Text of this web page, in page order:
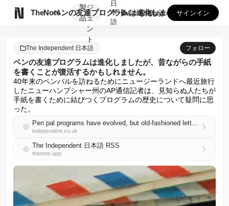
TheNote
製
品
ジ
ェ
ン
ト
ペンの友達プログラムは進化しましたが、昔ながらの手紙を書くこ...
日
本
語
GooglePlay
AppStore サインイン
The Independent 日本語 フォロー
ペンの友達プログラムは進化しましたが、昔ながらの手紙
を書くことが復活するかもしれません。
40年来のペンパルを訪ねるためにニュージーランドへ最近旅行
したニューハンプシャー州のAP通信記者は、見知らぬ人たちが
手紙を書くために結びつくプログラムの歴史について疑問に思
った。
Pen pal programs have evolved, but old-fashioned letter writing could be coming back
independent.co.uk
The Independent 日本語 RSS
thenote.app